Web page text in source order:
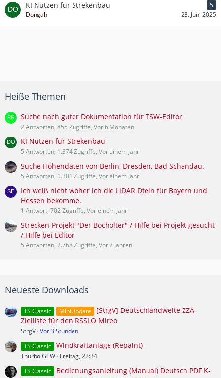
KI Nutzen für Strekenbau
5
Dongah
23. Juni 2025
Heiße Themen
Suche nach guter Dokumentation für TSW-Editor
2 Antworten, 855 Zugriffe, Vor 6 Monaten
KI Nutzen für Strekenbau
5 Antworten, 1.374 Zugriffe, Vor einem Jahr
Suche Höhendaten von Berlin, Dresden, Bad Schandau.
5 Antworten, 1.301 Zugriffe, Vor einem Jahr
Ich weiß nicht woher ich die LiDAR Dtein für Bayern und
Hessen bekomme.
1 Antwort, 702 Zugriffe, Vor einem Jahr
Strecken-Projekt "Der Bocholter" / Hilfe bei Projekt gesucht
/ Hilfe bei Editor
5 Antworten, 2.768 Zugriffe, Vor 2 Jahren
Neueste Downloads
TS Classic MiniUpdate
[StrgV] Deutschlandweite ZZA-
Zielliste für den RSSLO Mireo
StrgV Vor 3 Stunden
TS Classic Windkraftanlage (Repaint)
Thurbo GTW Freitag, 22:34
TS Classic
Bedienungsanleitung (Manual) Deutsch PDF K-